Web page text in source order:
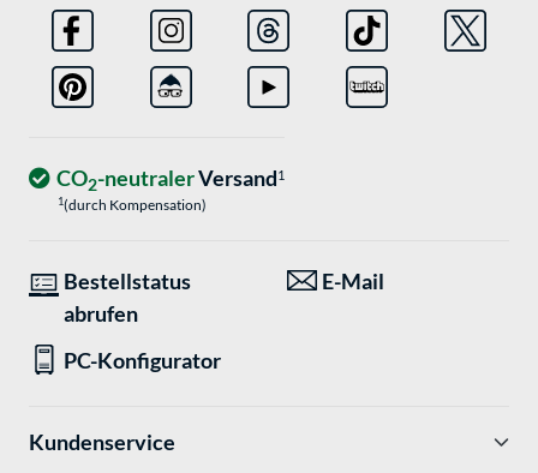
CO2-neutralerVersand1
1(durch Kompensation)
Bestellstatus
abrufen
E-Mail
PC-Konfigurator
Kundenservice